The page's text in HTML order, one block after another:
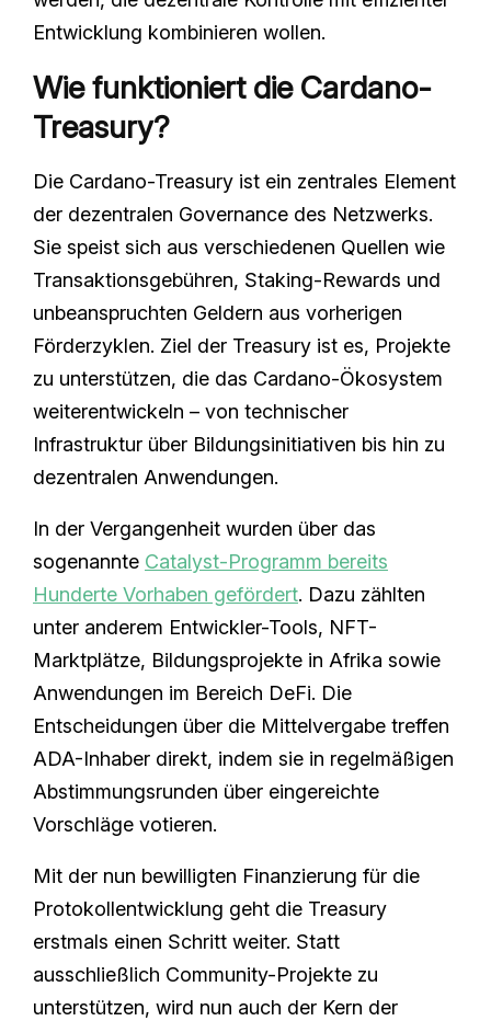
Entwicklung kombinieren wollen.
Wie funktioniert die Cardano-
Treasury?
Die Cardano-Treasury ist ein zentrales Element
der dezentralen Governance des Netzwerks.
Sie speist sich aus verschiedenen Quellen wie
Transaktionsgebühren, Staking-Rewards und
unbeanspruchten Geldern aus vorherigen
Förderzyklen. Ziel der Treasury ist es, Projekte
zu unterstützen, die das Cardano-Ökosystem
weiterentwickeln – von technischer
Infrastruktur über Bildungsinitiativen bis hin zu
dezentralen Anwendungen.
In der Vergangenheit wurden über das
sogenannte Catalyst-Programm bereits
Hunderte Vorhaben gefördert. Dazu zählten
unter anderem Entwickler-Tools, NFT-
Marktplätze, Bildungsprojekte in Afrika sowie
Anwendungen im Bereich DeFi. Die
Entscheidungen über die Mittelvergabe treffen
ADA-Inhaber direkt, indem sie in regelmäßigen
Abstimmungsrunden über eingereichte
Vorschläge votieren.
Mit der nun bewilligten Finanzierung für die
Protokollentwicklung geht die Treasury
erstmals einen Schritt weiter. Statt
ausschließlich Community-Projekte zu
unterstützen, wird nun auch der Kern der